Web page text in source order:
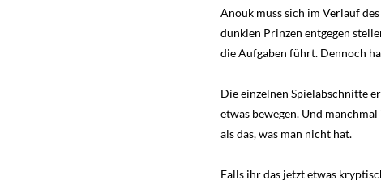
Anouk muss sich im Verlauf
dunklen Prinzen entgegen
die Aufgaben führt. Dennoch
Die einzelnen Spielabschnitte
etwas bewegen. Und
als das, was man nicht hat.
Falls ihr das jetzt etwas